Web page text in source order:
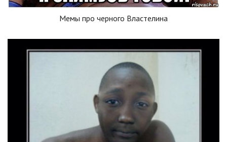
Мемы про черного Властелина